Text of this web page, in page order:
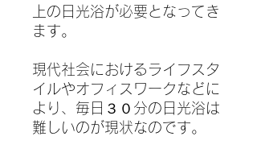
上の日光浴が必要となってき
ます。
現代社会におけるライフスタ
イルやオフィスワークなどに
より、毎日３０分の日光浴は
難しいのが現状なのです。